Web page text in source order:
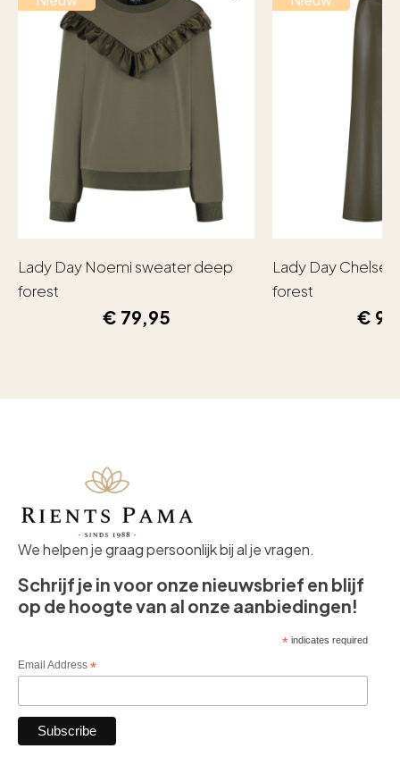
Lady Day Noemi sweater deep
forest
€ 79,95
Lady Day
forest
€
We helpen je graag persoonlijk bij al je vragen.
Schrijf je in voor onze nieuwsbrief en blijf
op de hoogte van al onze aanbiedingen!
*indicates required
Email Address *